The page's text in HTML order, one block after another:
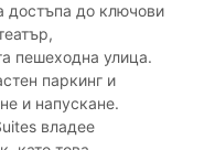
достъпа до ключови
пешеходна улица.
паркинг и
и напускане.
владее